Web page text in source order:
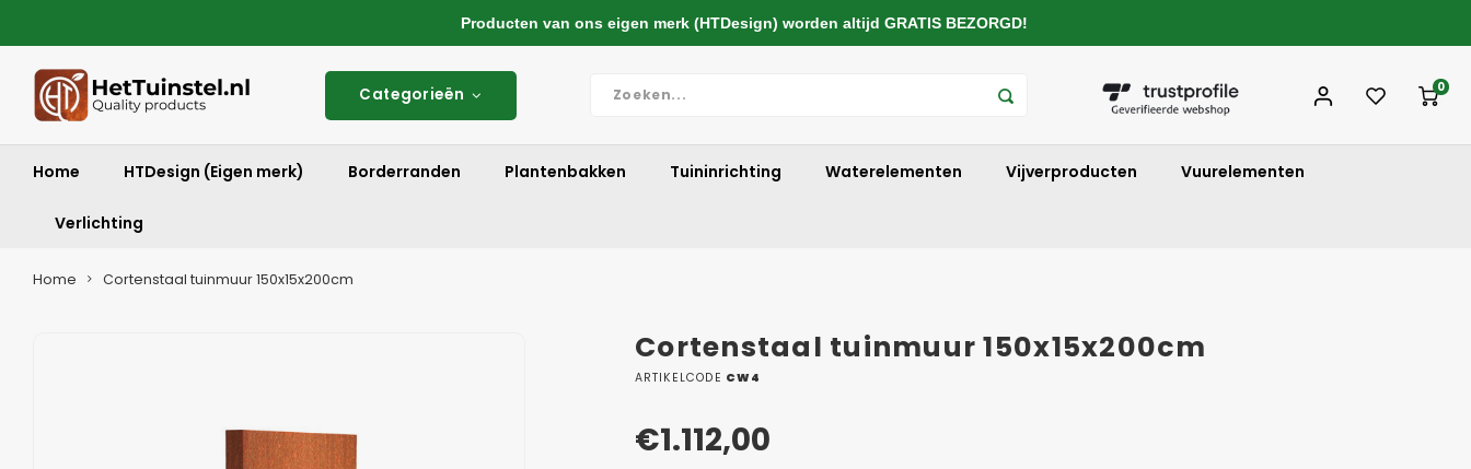
Categorieën 0
Home HTDesign (Eigen merk) Borderranden Plantenbakken Tuininrichting Waterelementen Vijverproducten Vuurelementen
Verlichting
Home Cortenstaal tuinmuur 150x15x200cm
Cortenstaal tuinmuur 150x15x200cm
ARTIKELCODE CW4
€1.112,00
Producten van ons eigen merk (HTDesign) worden altijd GRATIS BEZORGD!